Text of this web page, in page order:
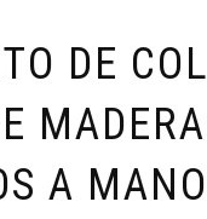
DE
MADERA
A MANO